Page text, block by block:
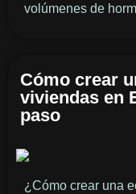
volúmenes de
Cómo crear
viviendas en
paso
¿Cómo crear una